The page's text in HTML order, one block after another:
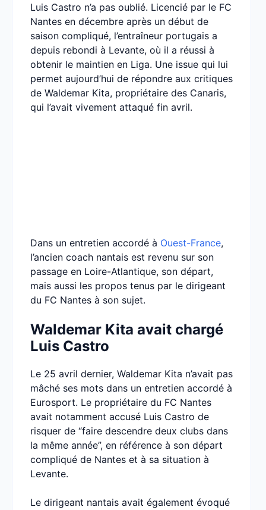
Luis Castro n’a pas oublié. Licencié par le FC
Nantes en décembre après un début de
saison compliqué, l’entraîneur portugais a
depuis rebondi à Levante, où il a réussi à
obtenir le maintien en Liga. Une issue qui lui
permet aujourd’hui de répondre aux critiques
de Waldemar Kita, propriétaire des Canaris,
qui l’avait vivement attaqué fin avril.
Dans un entretien accordé à Ouest-France,
l’ancien coach nantais est revenu sur son
passage en Loire-Atlantique, son départ,
mais aussi les propos tenus par le dirigeant
du FC Nantes à son sujet.
Waldemar Kita avait chargé
Luis Castro
Le 25 avril dernier, Waldemar Kita n’avait pas
mâché ses mots dans un entretien accordé à
Eurosport. Le propriétaire du FC Nantes
avait notamment accusé Luis Castro de
risquer de “faire descendre deux clubs dans
la même année”, en référence à son départ
compliqué de Nantes et à sa situation à
Levante.
Le dirigeant nantais avait également évoqué